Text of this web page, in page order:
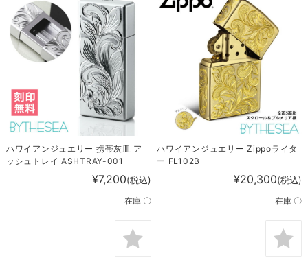
ハワイアンジュエリー 携帯灰皿 ア
ッシュトレイ ASHTRAY-001
¥7,200(税込)
在庫 〇
ハワイアンジュエリー Zippoライタ
ー FL102B
¥20,300(税込)
在庫 〇